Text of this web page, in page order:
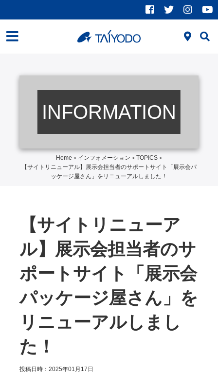
INFORMATION
Home > インフォメーション > TOPICS >
【サイトリニューアル】展示会担当者のサポートサイト「展示会パ
ッケージ屋さん」をリニューアルしました！
【サイトリニューア
ル】展示会担当者のサ
ポートサイト「展示会
パッケージ屋さん」を
リニューアルしまし
た！
投稿日時：2025年01月17日